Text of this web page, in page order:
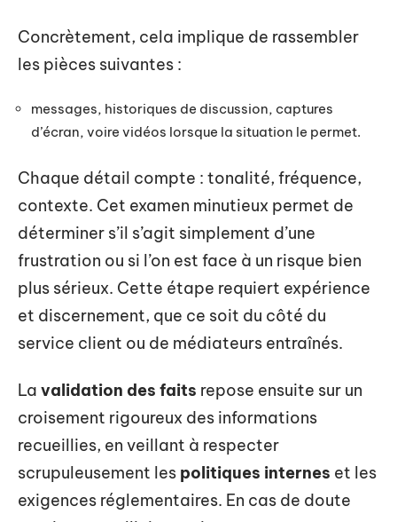
Concrètement, cela implique de rassembler
les pièces suivantes :
messages, historiques de discussion, captures
d’écran, voire vidéos lorsque la situation le permet.
Chaque détail compte : tonalité, fréquence,
contexte. Cet examen minutieux permet de
déterminer s’il s’agit simplement d’une
frustration ou si l’on est face à un risque bien
plus sérieux. Cette étape requiert expérience
et discernement, que ce soit du côté du
service client ou de médiateurs entraînés.
La validation des faits repose ensuite sur un
croisement rigoureux des informations
recueillies, en veillant à respecter
scrupuleusement les politiques internes et les
exigences réglementaires. En cas de doute